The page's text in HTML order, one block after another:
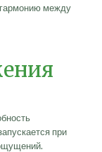
между
при